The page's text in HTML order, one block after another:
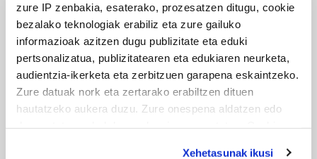
zure IP zenbakia, esaterako, prozesatzen ditugu, cookie
bezalako teknologiak erabiliz eta zure gailuko
informazioak azitzen dugu publizitate eta eduki
pertsonalizatua, publizitatearen eta edukiaren neurketa,
audientzia-ikerketa eta zerbitzuen garapena eskaintzeko.
Zure datuak nork eta zertarako erabiltzen dituen
hautatzeko aukera duzu. Zure onespena aldatzen edo
Xehetasunak ikusi
URBIAKO FESTA
Urbiako zelaiak erromeria leku